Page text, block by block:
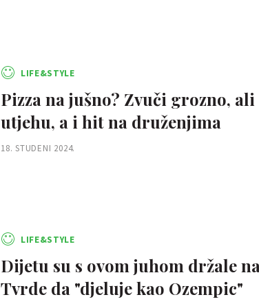
LIFE&STYLE
Pizza na jušno? Zvuči grozno,
utjehu, a i hit na druženjima
18. STUDENI 2024.
LIFE&STYLE
Dijetu su s ovom juhom držale
Tvrde da "djeluje kao Ozempic"